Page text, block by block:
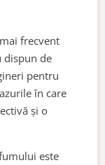
frecvent
dispun de
pentru
în care
și o
este